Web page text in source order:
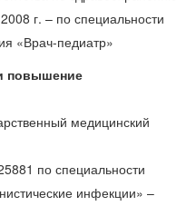
г. – по специальности
«Врач-педиатр»
повышение
медицинский
по специальности
инфекции» –